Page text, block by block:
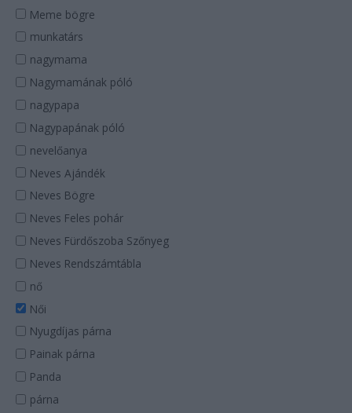
Meme bögre
munkatárs
nagymama
Nagymamának póló
nagypapa
Nagypapának póló
nevelőanya
Neves Ajándék
Neves Bögre
Neves Feles pohár
Neves Fürdőszoba Szőnyeg
Neves Rendszámtábla
nő
Női
Nyugdíjas párna
Painak párna
Panda
párna